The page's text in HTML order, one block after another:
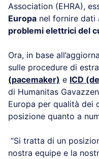
Association (EHRA),
Europa nel fornire dati
problemi elettrici del
Ora, in base
sulle procedure di
(pacemaker) e ICD
di Humanitas
Europa per qualità dei
posizione quanto a
“Si tratta di un
nostra equipe e la